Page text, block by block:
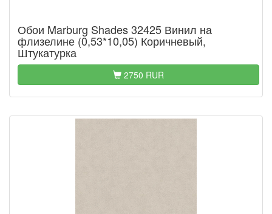
Обои Marburg Shades 32425 Винил на
флизелине (0,53*10,05) Коричневый,
Штукатурка
2750 RUR